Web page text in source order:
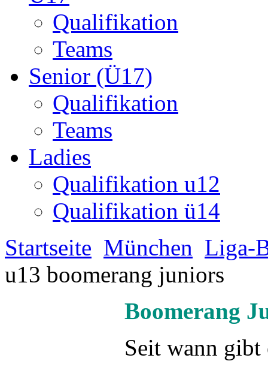
Qualifikation
Teams
Senior (Ü17)
Qualifikation
Teams
Ladies
Qualifikation u12
Qualifikation ü14
Startseite München Liga-
u13 boomerang juniors
Boomerang
Seit wann gibt